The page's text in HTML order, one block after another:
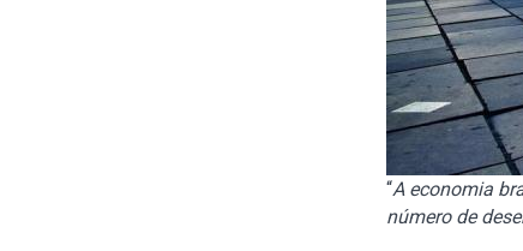
“A economia
número de